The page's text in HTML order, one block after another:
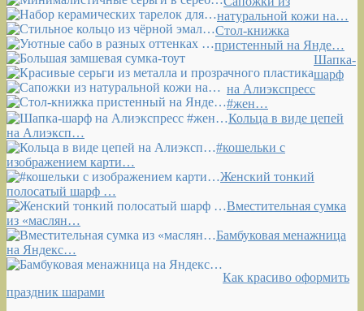
натуральной кожи на…
Стол-книжка
пристенный на Янде…
Шапка-
шарф
на Алиэкспресс
#жен…
Кольца в виде цепей
на Алиэксп…
#кошельки с
изображением карти…
Женский тонкий
полосатый шарф …
Вместительная сумка
из «маслян…
Бамбуковая менажница
на Яндекс…
Как красиво оформить
праздник шарами